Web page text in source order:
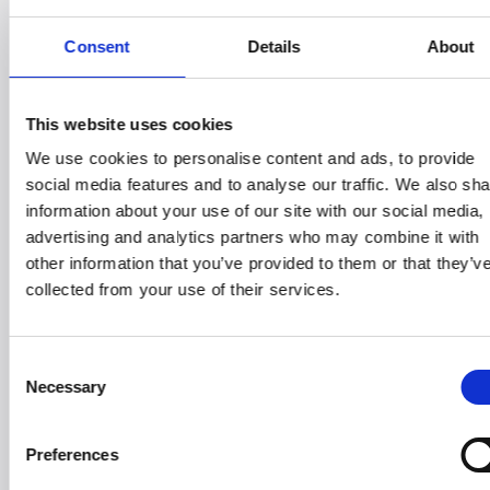
Consent Details About
This website uses cookies
We use cookies to personalise content and ads, to provide
social media features and to analyse our traffic. We also
information about your use of our site with our social media,
advertising and analytics partners who may combine it with
other information that you’ve provided to them or that
collected from your use of their services.
Selection
Necessary
Preferences
För merinformation:
Mejl:presse@witt.dk
Om Liebherr
Liebherr Group är ett familjeägt teknikföretag med ett
mångsidigtproduktsortiment. Företaget är en av världens
tillverkare aventreprenadmaskiner. Men de levererar även
högkvalitativa, användarorienteradeprodukter och tjänster
Liebherr –internationell företagsgrupp och familjedrivet
Liebherr
Witt är ett globalt varumärkeshus som utvecklar och
unika ochinnovativa produkter som gör vardagen smartare.